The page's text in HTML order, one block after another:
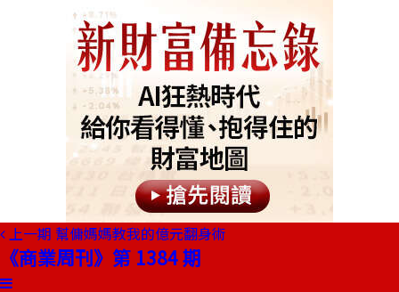
上一期 幫傭媽媽教我的億元翻身術
《商業周刊》第 1384 期